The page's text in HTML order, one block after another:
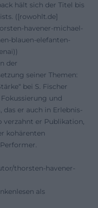
hält sich der Titel bis
([rowohlt.de]
havener-michael-
blauen-elefanten-
der
seiner Themen:
bei S. Fischer
und
er auch in Erlebnis-
verzahnt er Publikation,
kohärenten
thorsten-havener-
als